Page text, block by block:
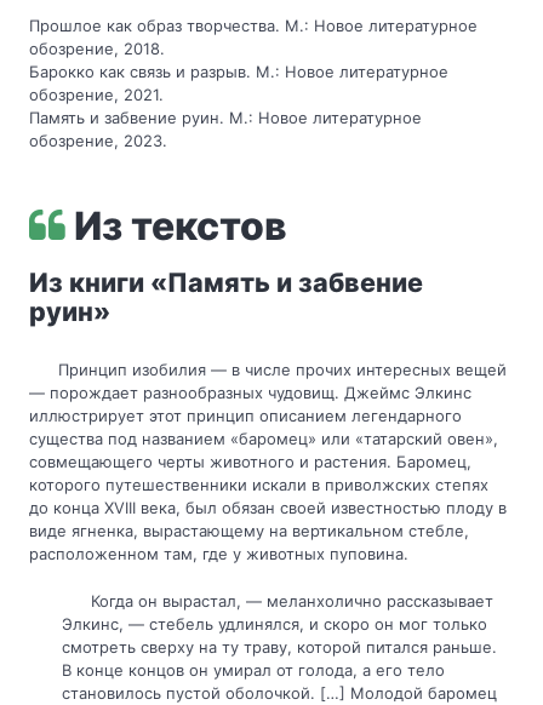
Прошлое как образ творчества. М.: Новое литературное
обозрение, 2018.
Барокко как связь и разрыв. М.: Новое литературное
обозрение, 2021.
Память и забвение руин. М.: Новое литературное
обозрение, 2023.
Из текстов
Из книги «Память и забвение
руин»
Принцип изобилия — в числе прочих интересных вещей
— порождает разнообразных чудовищ. Джеймс Элкинс
иллюстрирует этот принцип описанием легендарного
существа под названием «баромец» или «татарский овен»,
совмещающего черты животного и растения. Баромец,
которого путешественники искали в приволжских степях
до конца XVIII века, был обязан своей известностью плоду в
виде ягненка, вырастающему на вертикальном стебле,
расположенном там, где у животных пуповина.
Когда он вырастал, — меланхолично рассказывает
Элкинс, — стебель удлинялся, и скоро он мог только
смотреть сверху на ту траву, которой питался раньше.
В конце концов он умирал от голода, а его тело
становилось пустой оболочкой. […] Молодой баромец